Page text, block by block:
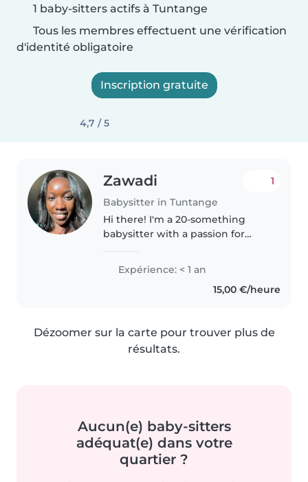
1 baby-sitters actifs à Tuntange
Tous les membres effectuent une vérification
d'identité obligatoire
Inscription gratuite
4,7 / 5
Zawadi
Babysitter in Tuntange
1
Hi there! I'm a 20-something
babysitter with a passion for
comfortable with pets, chores,
and helping with homework. I
speak English and French and..
Expérience: < 1 an
15,00 €/heure
Dézoomer sur la carte pour trouver plus de
résultats.
Aucun(e) baby-sitters
adéquat(e) dans votre
quartier ?